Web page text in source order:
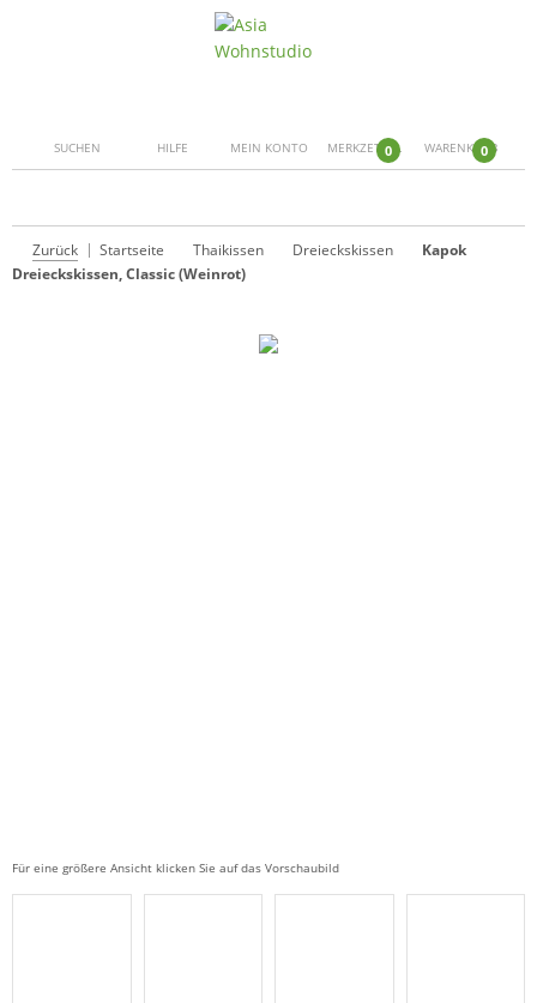
SUCHEN HILFE MEIN KONTO 0
MERKZETTEL 0
WARENKORB
Zurück Startseite Thaikissen Dreieckskissen
Kapok
Dreieckskissen, Classic (Weinrot)
Für eine größere Ansicht klicken Sie auf das Vorschaubild